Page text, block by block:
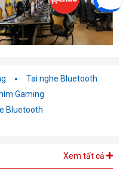
cho các trò chơi 1080p
đến cao
trúc Pascal, GTX 1050 Ti
: Cho phép người dùng dễ
suất card đồ họa, tối ưu hóa
độ
các trò chơi mới nhất và
mà hơn
Tai nghe Bluetooth
Gaming
Bluetooth
Xem tất cả